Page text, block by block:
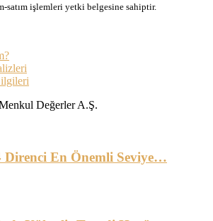
satım işlemleri yetki belgesine sahiptir.
Değerler A.Ş.
Direnci En Önemli Seviye…